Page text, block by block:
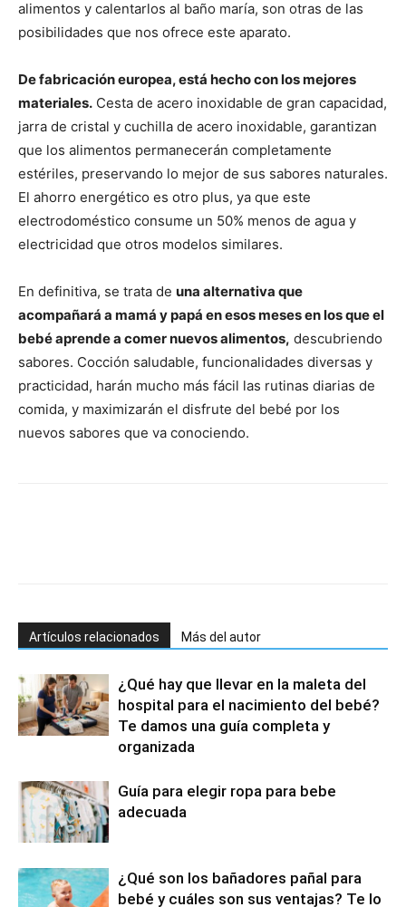
alimentos y calentarlos al baño maría, son otras de las
posibilidades que nos ofrece este aparato.
De fabricación europea, está hecho con los mejores
materiales. Cesta de acero inoxidable de gran capacidad,
jarra de cristal y cuchilla de acero inoxidable, garantizan
que los alimentos permanecerán completamente
estériles, preservando lo mejor de sus sabores naturales.
El ahorro energético es otro plus, ya que este
electrodoméstico consume un 50% menos de agua y
electricidad que otros modelos similares.
En definitiva, se trata de una alternativa que
acompañará a mamá y papá en esos meses en los que el
bebé aprende a comer nuevos alimentos, descubriendo
sabores. Cocción saludable, funcionalidades diversas y
practicidad, harán mucho más fácil las rutinas diarias de
comida, y maximizarán el disfrute del bebé por los
nuevos sabores que va conociendo.
Artículos relacionados Más del autor
¿Qué hay que llevar en la maleta del
hospital para el nacimiento del bebé?
Te damos una guía completa y
organizada
Guía para elegir ropa para bebe
adecuada
¿Qué son los bañadores pañal para
bebé y cuáles son sus ventajas? Te lo